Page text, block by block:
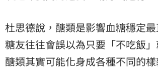
杜思德說，醣類是影響血糖穩定最
糖友往往會誤以為只要「不吃飯
醣類其實可能化身成各種不同的